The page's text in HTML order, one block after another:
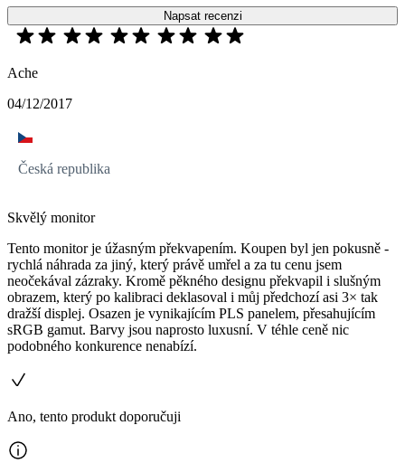
Napsat recenzi
Ache
04/12/2017
Česká republika
Skvělý monitor
Tento monitor je úžasným překvapením. Koupen byl jen pokusně -
rychlá náhrada za jiný, který právě umřel a za tu cenu jsem
neočekával zázraky. Kromě pěkného designu překvapil i slušným
obrazem, který po kalibraci deklasoval i můj předchozí asi 3× tak
dražší displej. Osazen je vynikajícím PLS panelem, přesahujícím
sRGB gamut. Barvy jsou naprosto luxusní. V téhle ceně nic
podobného konkurence nenabízí.
Ano, tento produkt doporučuji